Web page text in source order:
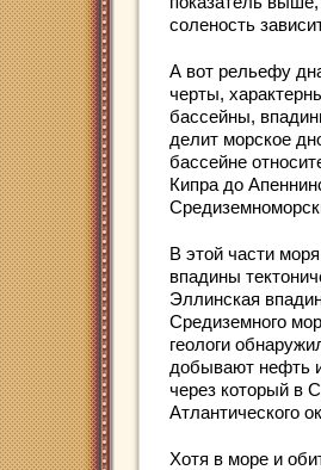
соленость
А вот рельефу
черты,
бассейны,
делит морское
бассейне
Кипра до
В этой части
впадины
Эллинская
Средиземного
геологи
добывают нефть
через который в
Атлантического
Хотя в море и